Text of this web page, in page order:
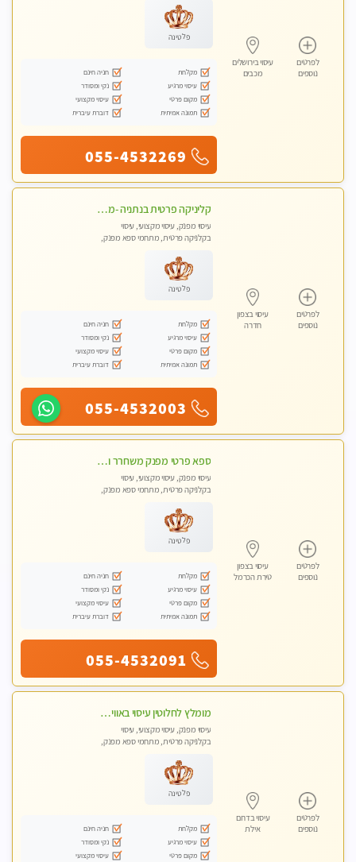
לפרטים
נוספים
עיסוי בירושלים
מכבים
פלטינה
מקלחת
חניה חינם
עיסוי מרגיע
נקי ומסודר
מקום פרטי
עיסוי מקצועי
תמונה אמיתית
דוברת עיברית
055-4532269
לפרטים
נוספים
עיסוי בצפון
חדרה
קליניקה פרטית בנתניה -מעסה איכותית לעיסוי מקצועי ומפנק לכל שרירי הגוף...
עיסוי מפנק, עיסוי מקצועי, עיסוי
בקלניקה פרטית, מתחמי ספא מפנק,
פלטינה
מקלחת
חניה חינם
עיסוי מרגיע
נקי ומסודר
מקום פרטי
עיסוי מקצועי
תמונה אמיתית
דוברת עיברית
055-4532003
לפרטים
נוספים
עיסוי בצפון
טירת הכרמל
ספא פרטי מפנק משחרר ומרגיע, עם מגוון עיסויים לבחירה מומלץ לחלוטין!!!!
עיסוי מפנק, עיסוי מקצועי, עיסוי
בקלניקה פרטית, מתחמי ספא מפנק,
פלטינה
מקלחת
חניה חינם
עיסוי מרגיע
נקי ומסודר
מקום פרטי
עיסוי מקצועי
תמונה אמיתית
דוברת עיברית
055-4532091
לפרטים
נוספים
עיסוי בדרום
אילת
מומלץ לחלוטין עיסוי באווירה מקסימה מעסה עם ידיי זהב חוויה בלתי נשכחת ללא מין Massage- Absolutely recommended no sex
עיסוי מפנק, עיסוי מקצועי, עיסוי
בקלניקה פרטית, מתחמי ספא מפנק,
פלטינה
מקלחת
חניה חינם
עיסוי מרגיע
נקי ומסודר
מקום פרטי
עיסוי מקצועי